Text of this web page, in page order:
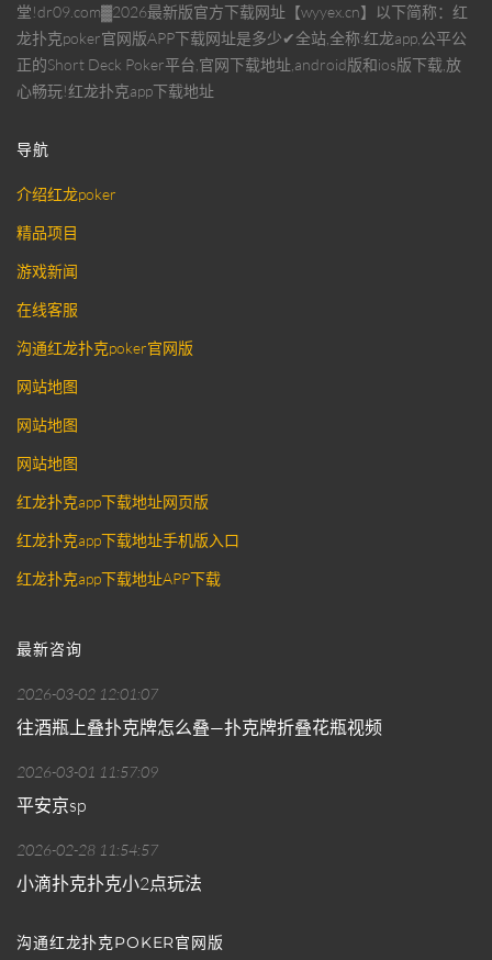
堂!dr09.com▓2026最新版官方下载网址【wyyex.cn】以下简称：红
龙扑克poker官网版APP下载网址是多少✔全站,全称:红龙app,公平公
正的Short Deck Poker平台,官网下载地址,android版和ios版下载,放
心畅玩!红龙扑克app下载地址
导航
介绍红龙poker
精品项目
游戏新闻
在线客服
沟通红龙扑克poker官网版
网站地图
网站地图
网站地图
红龙扑克app下载地址网页版
红龙扑克app下载地址手机版入口
红龙扑克app下载地址APP下载
最新咨询
2026-03-02 12:01:07
往酒瓶上叠扑克牌怎么叠—扑克牌折叠花瓶视频
2026-03-01 11:57:09
平安京sp
2026-02-28 11:54:57
小滴扑克扑克小2点玩法
沟通红龙扑克POKER官网版